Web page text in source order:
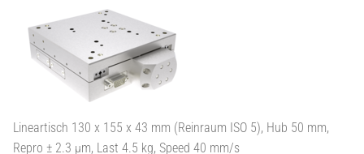
Lineartisch 130 x 155 x 43 mm (Reinraum ISO 5), Hub 50 mm,
Repro ± 2.3 µm, Last 4.5 kg, Speed 40 mm/s